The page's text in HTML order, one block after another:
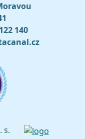
140
s.